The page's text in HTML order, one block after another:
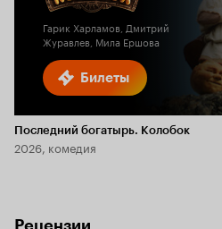
Билеты
Гарик Харламов, Дмитрий
Журавлев, Мила Ершова
Последний богатырь. Колобок
2026, комедия